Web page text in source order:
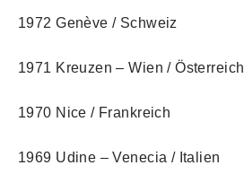
1972 Genève / Schweiz
1971 Kreuzen – Wien / Österreich
1970 Nice / Frankreich
1969 Udine – Venecia / Italien